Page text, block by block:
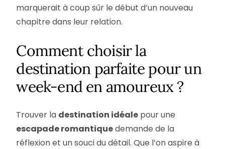
marquerait à coup sûr le début d’un nouveau
chapitre dans leur relation.
Comment choisir la
destination parfaite pour un
week-end en amoureux ?
Trouver la destination idéale pour une
escapade romantiquedemande de la
réflexion et un souci du détail. Que l’on aspire à